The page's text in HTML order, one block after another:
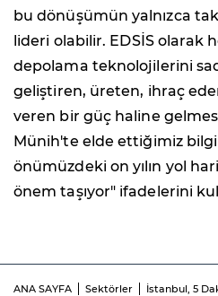
budönüşümün yalnızca
lideri olabilir. EDSİS olarak
depolama teknolojilerini
geliştiren, üreten, ihraç
veren bir güç haline
Münih'te elde ettiğimiz
önümüzdeki on yılın yol
önem taşıyor" ifadelerini
ANA SAYFA Sektörler İstanbul, 5